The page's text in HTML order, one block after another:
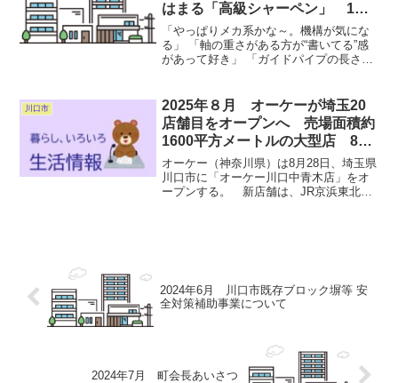
はまる「高級シャーペン」 1本5
千円も当たり前、人気になった理
由は？
「やっぱりメカ系かな～。機構が気にな
る」 「軸の重さがある方が“書いてる”感
があって好き」 「ガイドパイプの長さも
し」 「筆箱の中、あわせたら2万くらい
になるわ」こち...
川口市
2025年８月 オーケーが埼玉20
店舗目をオープンへ 売場面積約
1600平方メートルの大型店 8月
28日 スーパー激戦区に【出店情
報】
オーケー（神奈川県）は8月28日、埼玉県
川口市に「オーケー川口中青木店」をオ
ープンする。 新店舗は、JR京浜東北線
2024年6月 川口市既存ブロック塀等 安
全対策補助事業について
2024年7月 町会長あいさつ